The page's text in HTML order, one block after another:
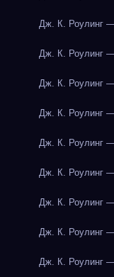
Дж. К. Роулинг
Дж. К. Роулинг
Дж. К. Роулинг
Дж. К. Роулинг
Дж. К. Роулинг
Дж. К. Роулинг
Дж. К. Роулинг
Дж. К. Роулинг
Дж. К. Роулинг